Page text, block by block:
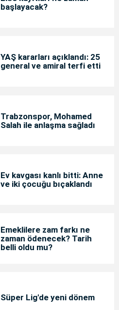
başlayacak?
YAŞ kararları açıklandı: 25
general ve amiral terfi etti
Trabzonspor, Mohamed
Salah ile anlaşma sağladı
Ev kavgası kanlı bitti: Anne
ve iki çocuğu bıçaklandı
Emeklilere zam farkı ne
zaman ödenecek? Tarih
belli oldu mu?
Süper Lig'de yeni dönem